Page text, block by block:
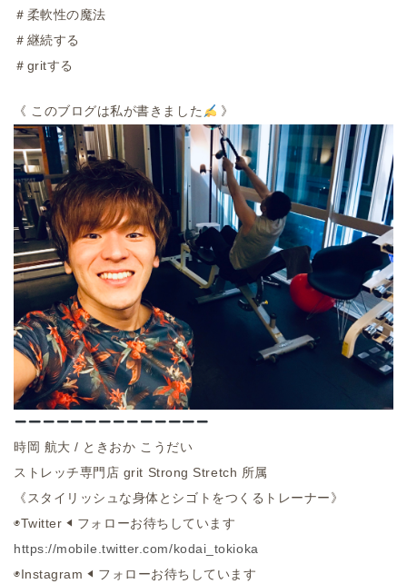
＃柔軟性の魔法
＃継続する
＃gritする
《 このブログは私が書きました 》
時岡 航大 / ときおか こうだい
ストレッチ専門店 grit Strong Stretch 所属
《スタイリッシュな身体とシゴトをつくるトレーナー》
◉Twitter ◀︎ フォローお待ちしています
https://mobile.twitter.com/ kodai_tokioka
◉ Instagram ◀︎ フォローお待ちしています